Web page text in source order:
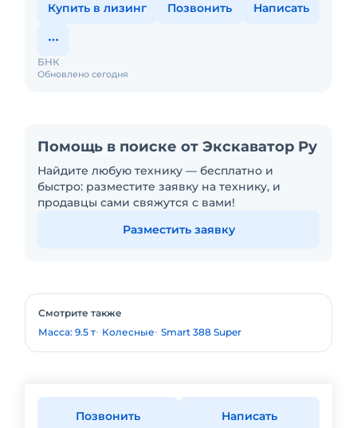
Купить в лизинг Позвонить Написать
Обновлено сегодня
БНК
Помощь в поиске от Экскаватор Ру
Найдите любую технику — бесплатно и
быстро: разместите заявку на технику, и
продавцы сами свяжутся с вами!
Разместить заявку
Смотрите также
Масса: 9.5 т Колесные Smart 388 Super
Позвонить Написать